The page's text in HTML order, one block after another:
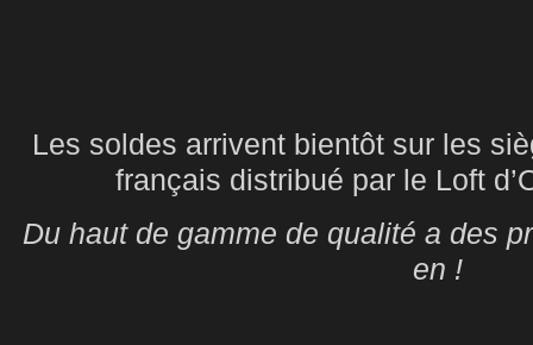
Les soldes arrivent bientôt sur les
français distribué par le Loft
Du haut de gamme de qualité a des
en !